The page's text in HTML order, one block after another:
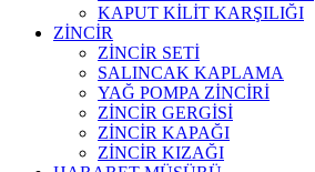
KAPUT KİLİT KARŞILIĞI
ZİNCİR
ZİNCİR SETİ
SALINCAK KAPLAMA
YAĞ POMPA ZİNCİRİ
ZİNCİR GERGİSİ
ZİNCİR KAPAĞI
ZİNCİR KIZAĞI